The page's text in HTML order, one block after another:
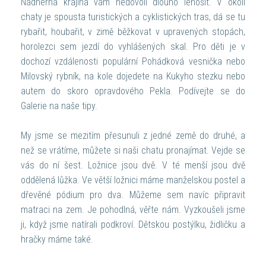
Nádherná krajina vám nedovolí dlouho lenošit. V okolí
chaty je spousta turistických a cyklistických tras, dá se tu
rybařit, houbařit, v zimě běžkovat v upravených stopách,
horolezci sem jezdí do vyhlášených skal. Pro děti je v
dochozí vzdálenosti populární Pohádková vesnička nebo
Milovský rybník, na kole dojedete na Kukyho stezku nebo
autem do skoro opravdového Pekla. Podívejte se do
Galerie na naše tipy.
My jsme se mezitím přesunuli z jedné země do druhé, a
než se vrátíme, můžete si naši chatu pronajímat. Vejde se
vás do ní šest. Ložnice jsou dvě. V té menší jsou dvě
oddělená lůžka. Ve větší ložnici máme manželskou postel a
dřevěné pódium pro dva. Můžeme sem navíc připravit
matraci na zem. Je pohodlná, věřte nám. Vyzkoušeli jsme
ji, když jsme natírali podkroví. Dětskou postýlku, židličku a
hračky máme také.